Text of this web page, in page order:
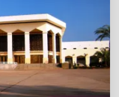
капитуляции,
и сложили
данным,
немецких солдат